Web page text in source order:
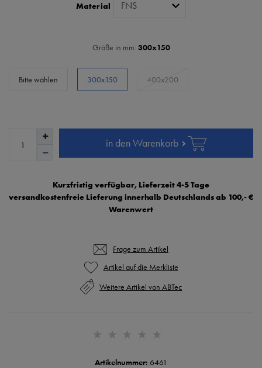
Artikelnummer: 6461
Material
Größe in mm: 300x150
Bitte wählen 300x150 400x200
in den Warenkorb
Kurzfristig verfügbar, Lieferzeit 4-5 Tage
versandkostenfreie Lieferung innerhalb Deutschlands ab 100,- €
Warenwert
Frage zum Artikel
Weitere Artikel von ABTec